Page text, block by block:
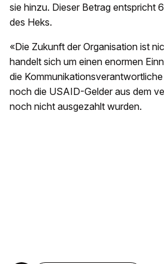
sie hinzu. Dieser Betrag entspricht
des Heks.
«Die Zukunft der Organisation ist
handelt sich um einen enormen
die
noch die USAID-Gelder aus dem
noch nicht ausgezahlt wurden.